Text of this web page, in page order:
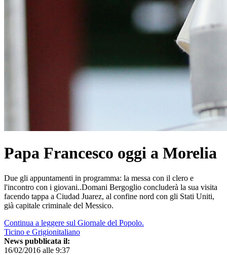
Papa Francesco oggi a Morelia
Due gli appuntamenti in programma: la messa con il clero e
l'incontro con i giovani..Domani Bergoglio concluderà la sua visita
facendo tappa a Ciudad Juarez, al confine nord con gli Stati Uniti,
già capitale criminale del Messico.
Continua a leggere sul Giornale del Popolo.
Ticino e Grigionitaliano
News pubblicata il:
16/02/2016 alle 9:37